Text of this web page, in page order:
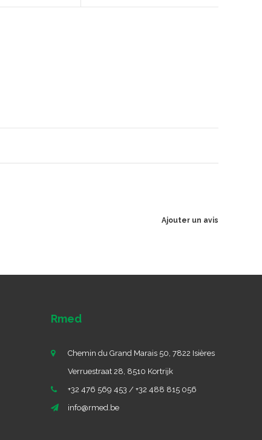
Ajouter un avis
Rmed
Chemin du Grand Marais 50, 7822 Isières
Verruestraat 28, 8510 Kortrijk
+32 476 569 453 / +32 488 815 056
info@rmed.be